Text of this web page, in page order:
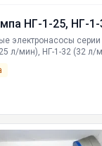
НГ-1-25, НГ-
электронасосы
л/мин), НГ-1-32 (32 л/
технические